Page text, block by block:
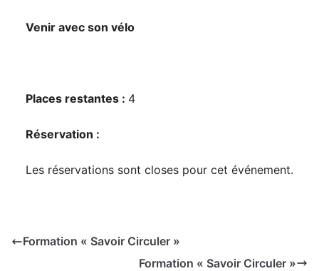
Venir avec son vélo
Places restantes : 4
Réservation :
Les réservations sont closes pour cet événement.
Formation « Savoir Circuler »
Formation « Savoir Circuler »